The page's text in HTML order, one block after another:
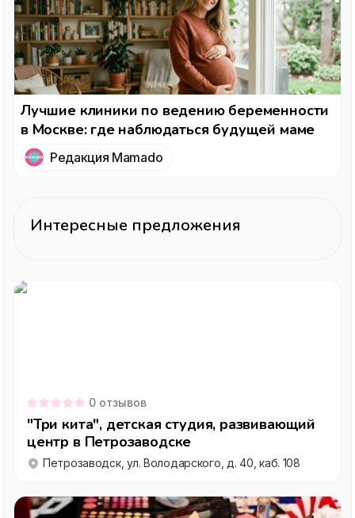
Лучшие клиники по ведению беременности
в Москве: где наблюдаться будущей маме
Редакция Mamado
Интересные предложения
0 отзывов
"Три кита", детская студия, развивающий
центр в Петрозаводске
Петрозаводск, ул. Володарского, д. 40, каб. 108